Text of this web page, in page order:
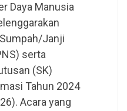
Daya Manusia
Janji
serta
(SK)
Tahun 2024
Acara yang